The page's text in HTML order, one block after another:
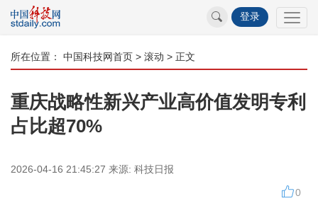
登录
所在位置： 中国科技网首页 > 滚动 > 正文
重庆战略性新兴产业高价值发明专利
占比超70%
2026-04-16 21:45:27 来源: 科技日报
0